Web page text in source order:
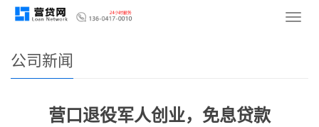
导
您的位置： 网站首页>新闻资讯
公司新闻
营口退役军人创业，免息贷款